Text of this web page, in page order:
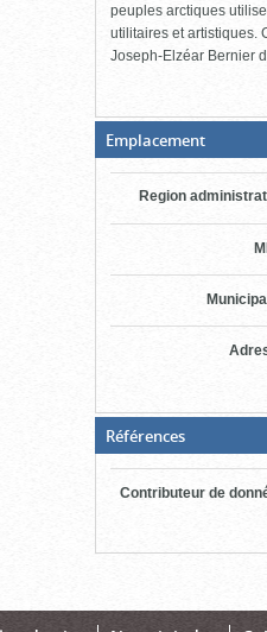
peuples arctiques
utilitaires et artistiques.
Joseph-Elzéar Bernier
Emplacement(Boite
fermée,
cliquer
pour
ouvrir)
Region
Références(Boite
fermée,
cliquer
pour
ouvrir)
Contributeur de